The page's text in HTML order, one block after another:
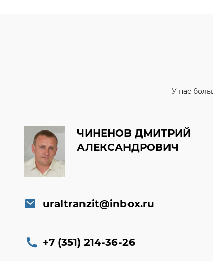
У нас
ЧИНЕНОВ ДМИТРИЙ
АЛЕКСАНДРОВИЧ
uraltranzit@inbox.ru
+7 (351) 214-36-26